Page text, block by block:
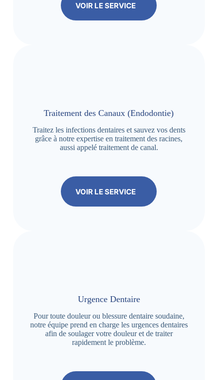
VOIR LE SERVICE
Traitement des Canaux (Endodontie)
Traitez les infections dentaires et sauvez vos dents
grâce à notre expertise en traitement des racines,
aussi appelé traitement de canal.
VOIR LE SERVICE
Urgence Dentaire
Pour toute douleur ou blessure dentaire soudaine,
notre équipe prend en charge les urgences dentaires
afin de soulager votre douleur et de traiter
rapidement le problème.